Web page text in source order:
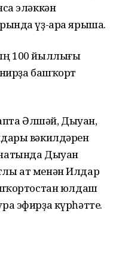
эләккән
үҙ-ара ярыша.
100 йыллығы
башҡорт
Әлшәй, Дыуан,
вәкилдәрен
Дыуан
ат менән Илдар
юлдаш
эфирҙа күрһәтте.